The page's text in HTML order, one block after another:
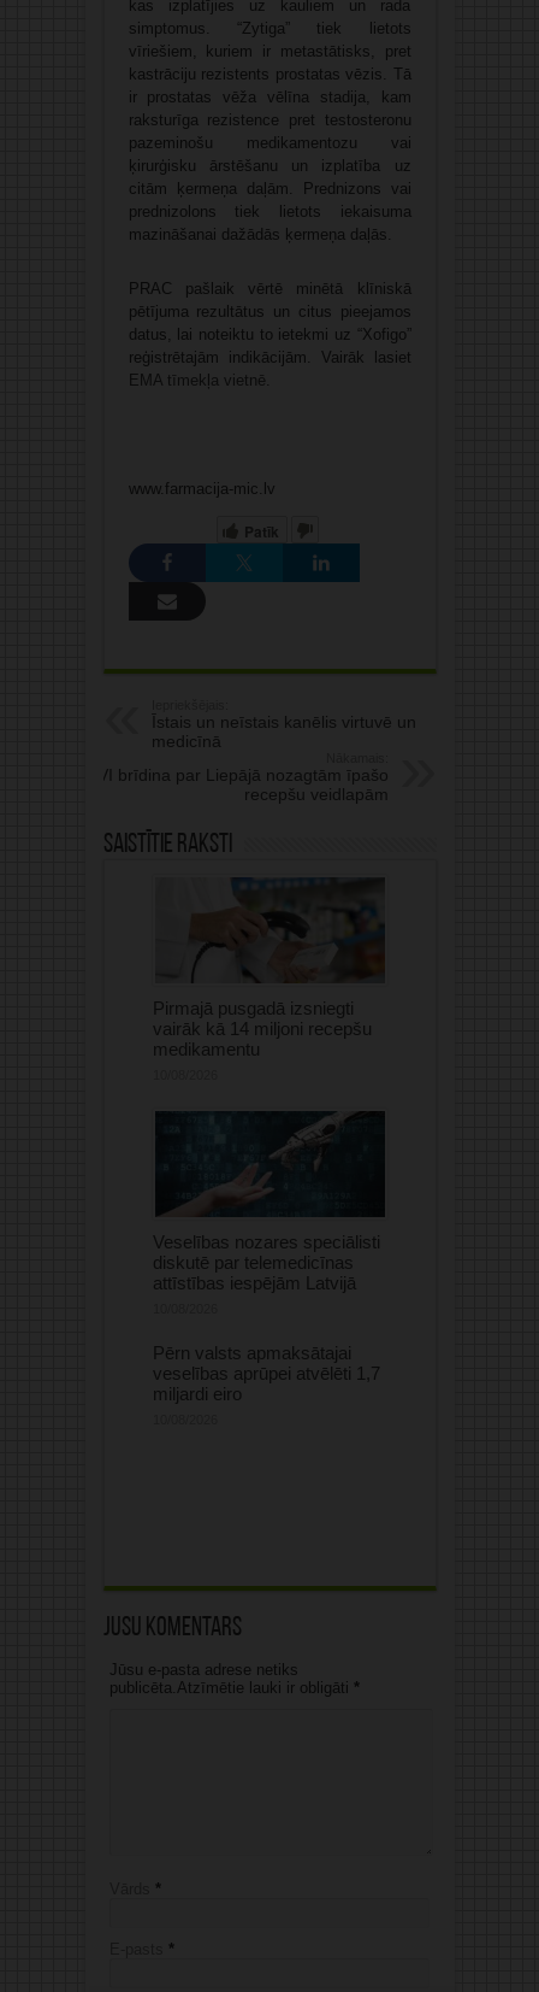
kas izplatījies uz kauliem un rada
simptomus. “Zytiga” tiek lietots
vīriešiem, kuriem ir metastātisks, pret
kastrāciju rezistents prostatas vēzis. Tā
ir prostatas vēža vēlīna stadija, kam
raksturīga rezistence pret testosteronu
pazeminošu medikamentozu vai
ķirurģisku ārstēšanu un izplatība uz
citām ķermeņa daļām. Prednizons vai
prednizolons tiek lietots iekaisuma
mazināšanai dažādās ķermeņa daļās.
PRAC pašlaik vērtē minētā klīniskā
pētījuma rezultātus un citus pieejamos
datus, lai noteiktu to ietekmi uz “Xofigo”
reģistrētajām indikācijām. Vairāk lasiet
EMA tīmekļa vietnē
www.farmacija-mic.lv
Patīk
Īstais un neīstais kanēlis virtuvē un
medicīnā
VI brīdina par Liepājā nozagtām īpašo
recepšu veidlapām
Saistītie raksti
Pirmajā pusgadā izsniegti
vairāk kā 14 miljoni recepšu
medikamentu
Veselības nozares speciālisti
diskutē par telemedicīnas
attīstības iespējām Latvijā
Pērn valsts apmaksātajai
veselības aprūpei atvēlēti 1,7
miljardi eiro
Jūsu komentārs
Jūsu e-pasta adrese netiks
publicēta.Atzīmētie lauki ir obligāti *
*
*